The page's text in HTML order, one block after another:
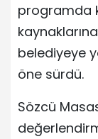
programda
belediyeye
öne sürdü.
Sözcü